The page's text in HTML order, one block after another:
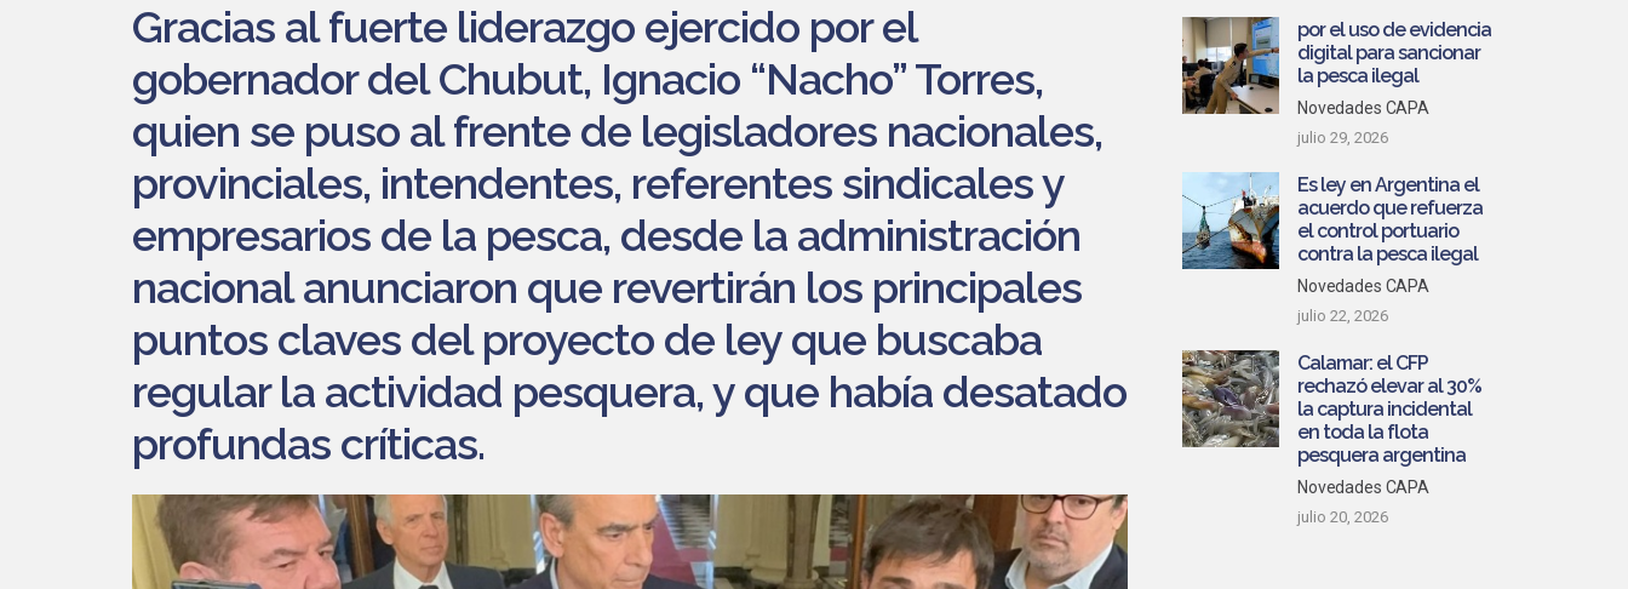
Gracias al fuerte liderazgo ejercido por el
gobernador del Chubut, Ignacio “Nacho” Torres,
quien se puso al frente de legisladores nacionales,
provinciales, intendentes, referentes sindicales y
empresarios de la pesca, desde la administración
nacional anunciaron que revertirán los principales
puntos claves del proyecto de ley que buscaba
regular la actividad pesquera, y que había desatado
profundas críticas.
por el uso de evidencia
digital para sancionar
la pesca ilegal
Novedades CAPA
julio 29, 2026
Es ley en Argentina el
acuerdo que refuerza
el control portuario
contra la pesca ilegal
Novedades CAPA
julio 22, 2026
Calamar: el CFP
rechazó elevar al 30%
la captura incidental
en toda la flota
pesquera argentina
Novedades CAPA
julio 20, 2026